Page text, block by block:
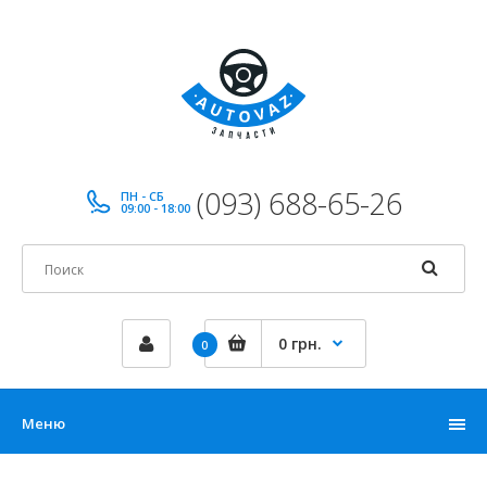
ПН - СБ
09:00 - 18:00 (093) 688-65-26
0 0 грн.
Меню